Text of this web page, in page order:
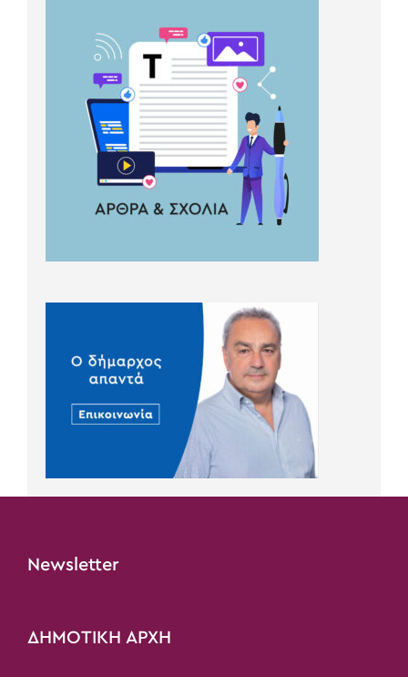
Newsletter
ΔΗΜΟΤΙΚΗ ΑΡΧΗ